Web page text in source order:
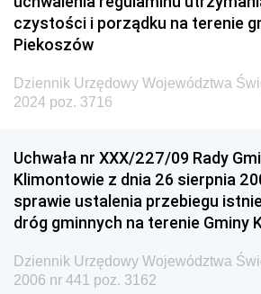
czystości i porządku na terenie
Piekoszów
Dziennik Urzędowy Województwa
2024 poz. 3716
Uchwała nr XXX/227/09 Rady
Klimontowie z dnia 26 sierpnia
sprawie ustalenia przebiegu
dróg gminnych na terenie Gminy
Dziennik Urzędowy Województwa
2006 nr 441 poz. 3162